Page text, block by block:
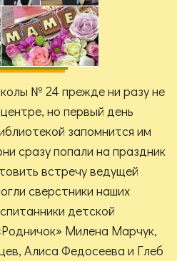
№ 24 прежде ни разу не
но первый день
запомнится им
сразу попали на праздник
встречу ведущей
сверстники наших
детской
Милена Марчук,
Алиса Федосеева и Глеб